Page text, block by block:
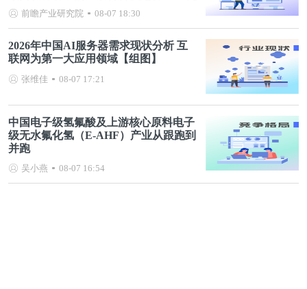
前瞻产业研究院 08-07 18:30
2026年中国AI服务器需求现状分析 互
联网为第一大应用领域【组图】
张维佳 08-07 17:21
中国电子级氢氟酸及上游核心原料电子
级无水氟化氢（E-AHF）产业从跟跑到
并跑
吴小燕 08-07 16:54